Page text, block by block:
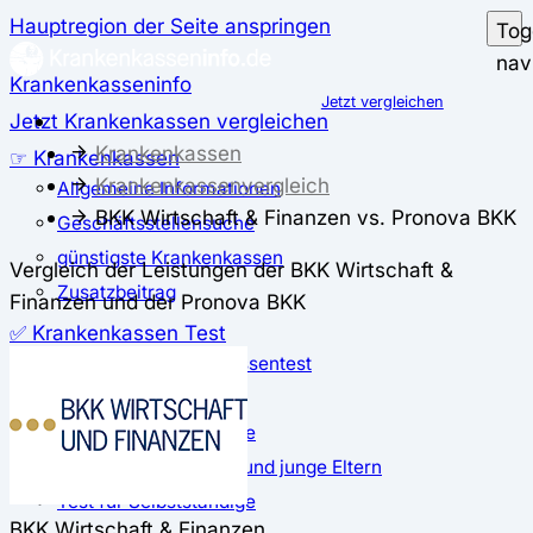
Hauptregion der Seite anspringen
Krankenkasseninfo
Jetzt Krankenkassen vergleichen
☞ Krankenkassen
Allgemeine Informationen
Geschäftsstellensuche
günstigste Krankenkassen
Zusatzbeitrag
✅ Krankenkassen Test
Der große Krankenkassentest
Test für Studierende
Test für Auszubildende
Test für Schwangere und junge Eltern
Test für Selbstständige
Jetzt vergleichen
Krankenkassen
Krankenkassenvergleich
BKK Wirtschaft & Finanzen vs. Pronova BKK
Vergleich der Leistungen der BKK Wirtschaft &
Finanzen und der Pronova BKK